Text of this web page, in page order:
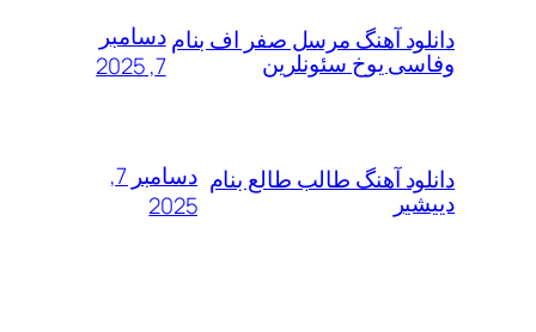
آهنگ مرسل صفر اف بنام
یوخ سئونلرین
دسامبر
7, 2025
آهنگ طالب طالع بنام
دسامبر 7,